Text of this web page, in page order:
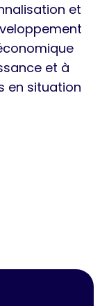
et
et à
en situation